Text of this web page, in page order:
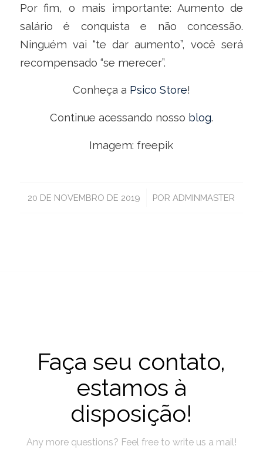
Por fim, o mais importante: Aumento de
salário é conquista e não concessão.
Ninguém vai “te dar aumento”, você será
recompensado “se merecer”.
Conheça a Psico Store!
Continue acessando nosso blog.
Imagem: freepik
20 DE NOVEMBRO DE 2019
/ PORADMINMASTER
Faça seu contato,
estamos à
disposição!
Any more questions? Feel free to write us a mail!